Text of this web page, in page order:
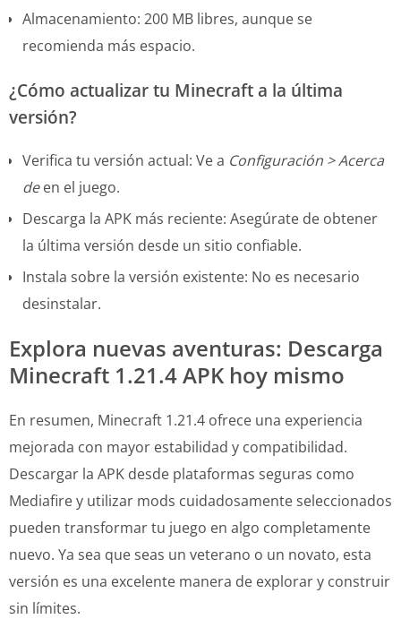
Almacenamiento: 200 MB libres, aunque se
recomienda más espacio.
¿Cómo actualizar tu Minecraft a la última
versión?
Verifica tu versión actual: Ve a Configuración > Acerca
deen el juego.
Descarga la APK más reciente: Asegúrate de obtener
la última versión desde un sitio confiable.
Instala sobre la versión existente: No es necesario
desinstalar.
Explora nuevas aventuras: Descarga
Minecraft 1.21.4 APK hoy mismo
En resumen, Minecraft 1.21.4 ofrece una experiencia
mejorada con mayor estabilidad y compatibilidad.
Descargar la APK desde plataformas seguras como
Mediafire y utilizar mods cuidadosamente seleccionados
pueden transformar tu juego en algo completamente
nuevo. Ya sea que seas un veterano o un novato, esta
versión es una excelente manera de explorar y construir
sin límites.